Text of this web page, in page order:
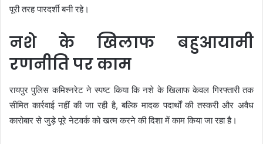
पूरी तरह पारदर्शी बनी रहे।
नशे के खिलाफ बहुआयामी
रणनीति पर काम
रायपुर पुलिस कमिश्नरेट ने स्पष्ट किया कि नशे के खिलाफ केवल गिरफ्तारी तक
सीमित कार्रवाई नहीं की जा रही है, बल्कि मादक पदार्थों की तस्करी और अवैध
कारोबार से जुड़े पूरे नेटवर्क को खत्म करने की दिशा में काम किया जा रहा है।